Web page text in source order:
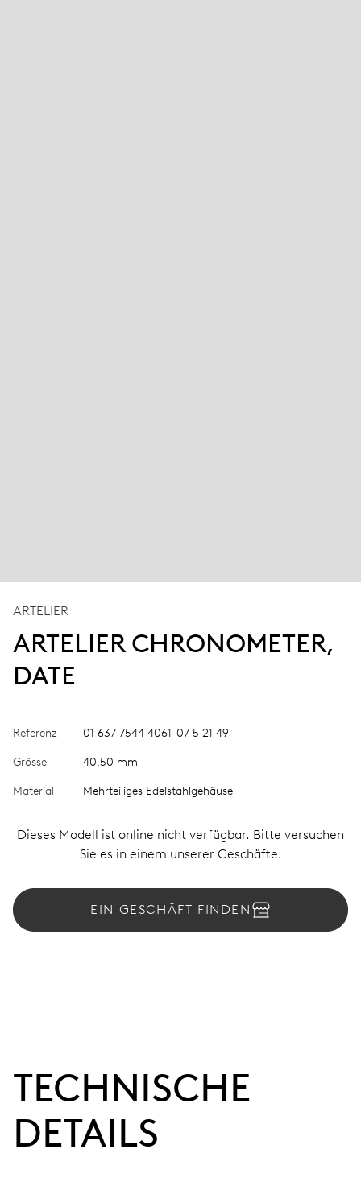
ARTELIER
ARTELIER CHRONOMETER,
DATE
Referenz 01 637 7544 4061-07 5 21 49
Grösse 40.50 mm
Material Mehrteiliges Edelstahlgehäuse
Dieses Modell ist online nicht verfügbar. Bitte versuchen
Sie es in einem unserer Geschäfte.
EIN GESCHÄFT FINDEN
TECHNISCHE
DETAILS